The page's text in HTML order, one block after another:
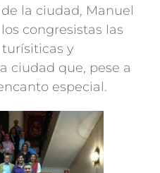
la ciudad, Manuel
congresistas las
y
ciudad que, pese a
especial.